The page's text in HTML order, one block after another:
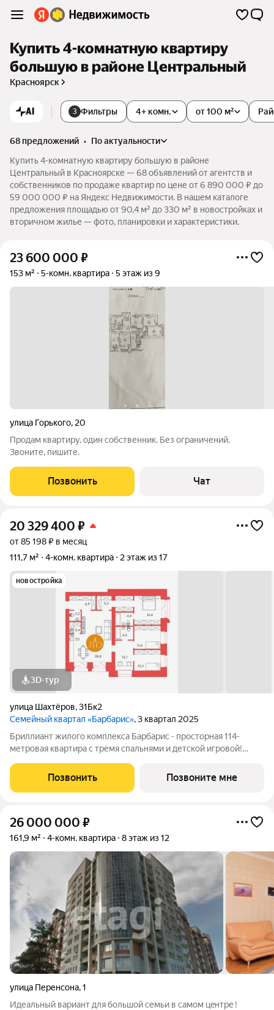
Купить 4-комнатную квартиру
большую в районе Центральный
Красноярск
AI 3 Фильтры 4+ комн. от 100 м²
68 предложений •
по актуальности
Купить 4-комнатную квартиру большую в районе
Центральный в Красноярске — 68 объявлений от агентств и
собственников по продаже квартир по цене от 6 890 000 ₽ до
59 000 000 ₽ на Яндекс Недвижимости. В нашем каталоге
предложения площадью от 90,4 м² до 330 м² в новостройках и
вторичном жилье — фото, планировки и характеристики.
23 600 000 ₽
153 м² 5-комн. квартира 5 этаж из 9
улица Горького, 20
Продам квартиру, один собственник. Без ограничений.
Звоните, пишите.
Позвонить Чат
20 329 400 ₽
от 85 198 ₽ в месяц
111,7 м²
4-комн. квартира 2 этаж из 17
новостройка
3D-тур
улица Шахтёров,31Бк2
Семейный квартал «Барбарис», 3 квартал 2025
Бриллиант жилого комплекса Барбарис - просторная 114-
метровая квартира с тремя спальнями и детской игровой!
на рынке жилой недвижимости Красноярска - игровая с окном
и выходом из двух детских
Позвонить Позвоните мне
26 000 000 ₽
161,9 м² 4-комн. квартира 8 этаж из 12
улица Перенсона,1
Идеальный ваpиант для большoй cемьи в самом цeнтрe !